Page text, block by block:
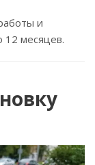
и
12 месяцев.